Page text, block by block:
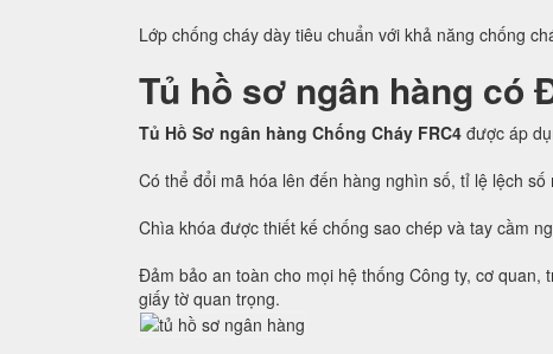
Lớp chống cháy dày tiêu chuẩn với khả năng chống
Tủ hồ sơ ngân hàng có
Tủ Hồ Sơ ngân hàng Chống Cháy FRC4 được áp
Có thể đổi mã hóa lên đến hàng nghìn số, tỉ lệ lệch số
Chìa khóa được thiết kế chống sao chép và tay cầm
Đảm bảo an toàn cho mọi hệ thống Công ty, cơ
giấy tờ quan trọng.